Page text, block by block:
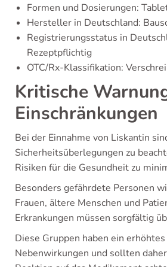
Formen und Dosierungen:
Hersteller in Deutschland:
Registrierungsstatus in
Rezeptpflichtig
OTC/Rx-Klassifikation:
Kritische
Einschränkungen
Bei der Einnahme von Liskantin
Sicherheitsüberlegungen zu
Risiken für die Gesundheit zu
Besonders gefährdete Personen
Frauen, ältere Menschen und
Erkrankungen müssen sorgfältig
Diese Gruppen haben ein
Nebenwirkungen und sollten